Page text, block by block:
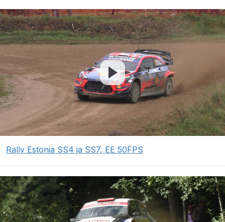
Rally Estonia SS4 ja SS7, EE 50FPS